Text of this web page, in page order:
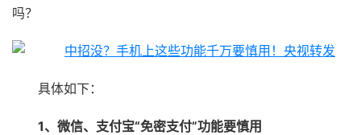
吗？
具体如下：
1、微信、支付宝“免密支付”功能要慎用